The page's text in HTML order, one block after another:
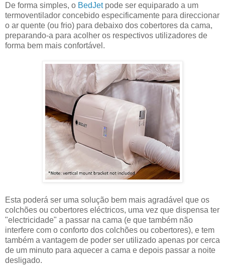
De forma simples, o BedJetpode ser equiparado a um
termoventilador concebido especificamente para direccionar
o ar quente (ou frio) para debaixo dos cobertores da cama,
preparando-a para acolher os respectivos utilizadores de
forma bem mais confortável.
Esta poderá ser uma solução bem mais agradável que os
colchões ou cobertores eléctricos, uma vez que dispensa ter
"electricidade" a passar na cama (e que também não
interfere com o conforto dos colchões ou cobertores), e tem
também a vantagem de poder ser utilizado apenas por cerca
de um minuto para aquecer a cama e depois passar a noite
desligado.